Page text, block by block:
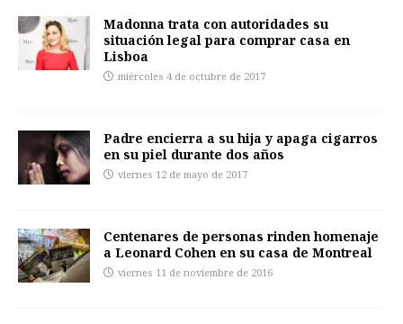
Madonna trata con autoridades su
situación legal para comprar casa en
Lisboa
miércoles 4 de octubre de 2017
Padre encierra a su hija y apaga cigarros
en su piel durante dos años
viernes 12 de mayo de 2017
Centenares de personas rinden homenaje
a Leonard Cohen en su casa de Montreal
viernes 11 de noviembre de 2016